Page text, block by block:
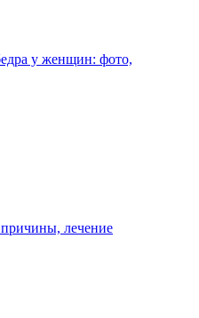
у женщин: фото,
лечение